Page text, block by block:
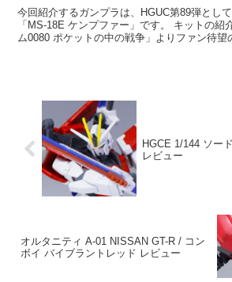
今回紹介するガンプラは、HGUC第89弾とし
「MS-18E ケンプファー」です。 キットの紹
ム0080 ポケットの中の戦争」よりファン待望
HGCE 1/144 ソー
レビュー
オルタニティ A-01 NISSAN GT-R / コン
ボイ バイブラントレッド レビュー